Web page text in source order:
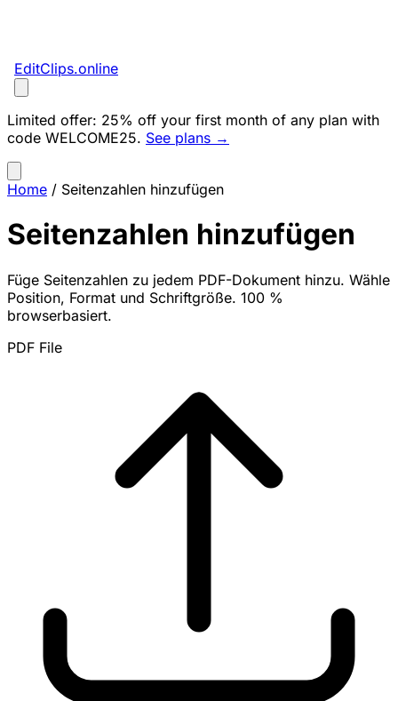
EditClips.online
Limited offer: 25% off your first month of any plan with
code WELCOME25. See plans →
Home / Seitenzahlen hinzufügen
Seitenzahlen hinzufügen
Füge Seitenzahlen zu jedem PDF-Dokument hinzu. Wähle
Position, Format und Schriftgröße. 100 %
browserbasiert.
PDF File